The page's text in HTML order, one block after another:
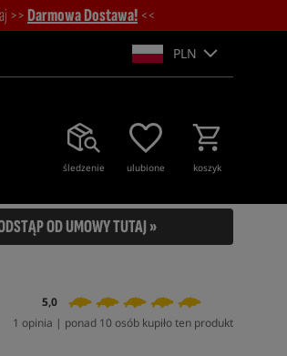
>>Darmowa Dostawa! <<
PLN
śledzenie ulubione koszyk
OD UMOWY TUTAJ »
5,0
1 opinia | ponad 10 osób kupiło ten produkt